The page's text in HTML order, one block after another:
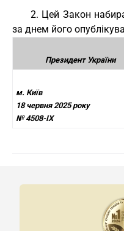
2. Цей Закон
за днем його
Президент України
м. Київ
18 червня 2025 року
№ 4508-IX